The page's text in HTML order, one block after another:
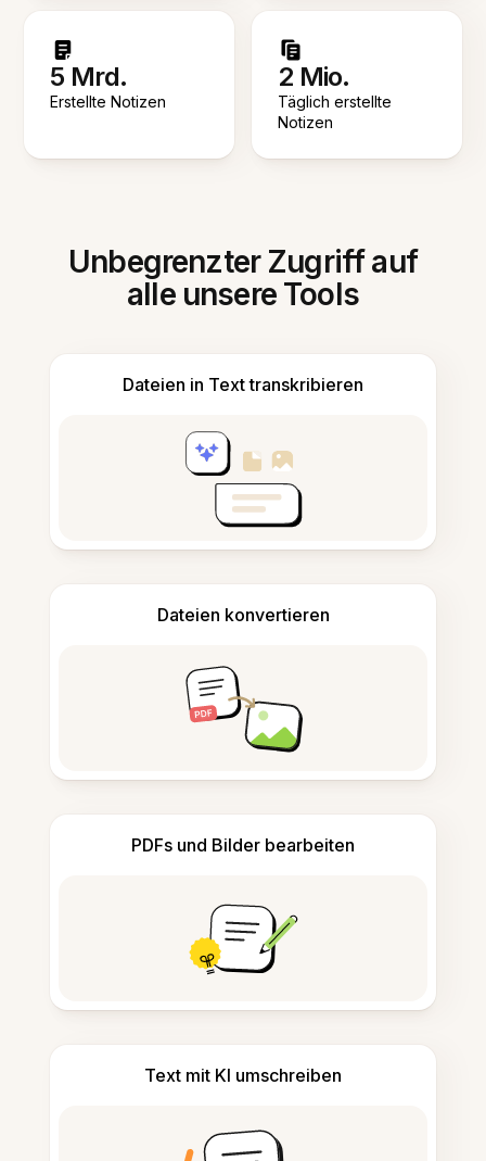
5 Mrd.
Erstellte Notizen
2 Mio.
Täglich erstellte
Notizen
Unbegrenzter Zugriff auf
alle unsere Tools
Dateien in Text transkribieren
Dateien konvertieren
PDFs und Bilder bearbeiten
Text mit KI umschreiben